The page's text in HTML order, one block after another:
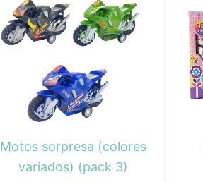
Motos sorpresa (colores
variados) (pack 3)